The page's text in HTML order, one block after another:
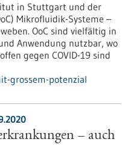
in Stuttgart und der
Mikrofluidik-Systeme –
OoC sind vielfältig in
Anwendung nutzbar, wo
gegen COVID-19 sind
grossem-potenzial
– auch